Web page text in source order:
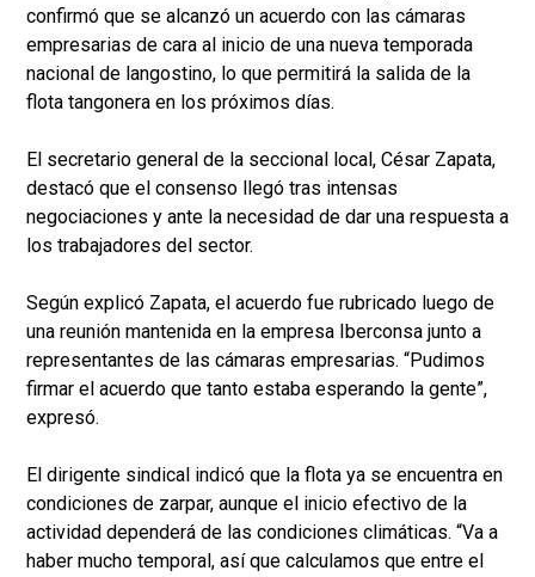
confirmó que se alcanzó un acuerdo con las cámaras
empresarias de cara al inicio de una nueva temporada
nacional de langostino, lo que permitirá la salida de la
flota tangonera en los próximos días.
El secretario general de la seccional local, César Zapata,
destacó que el consenso llegó tras intensas
negociaciones y ante la necesidad de dar una respuesta a
los trabajadores del sector.
Según explicó Zapata, el acuerdo fue rubricado luego de
una reunión mantenida en la empresa Iberconsa junto a
representantes de las cámaras empresarias. “Pudimos
firmar el acuerdo que tanto estaba esperando la gente”,
expresó.
El dirigente sindical indicó que la flota ya se encuentra en
condiciones de zarpar, aunque el inicio efectivo de la
actividad dependerá de las condiciones climáticas. “Va a
haber mucho temporal, así que calculamos que entre el